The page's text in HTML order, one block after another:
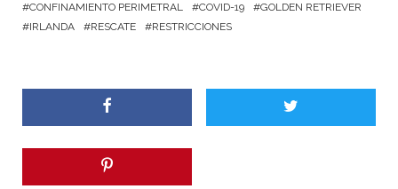
CONFINAMIENTO PERIMETRAL COVID-19
GOLDEN RETRIEVER
IRLANDA
RESCATE RESTRICCIONES